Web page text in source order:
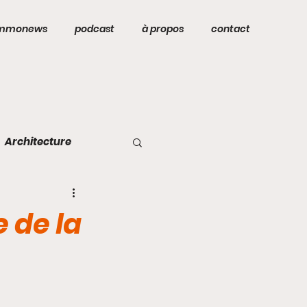
podcast à propos contact
Architecture
de la